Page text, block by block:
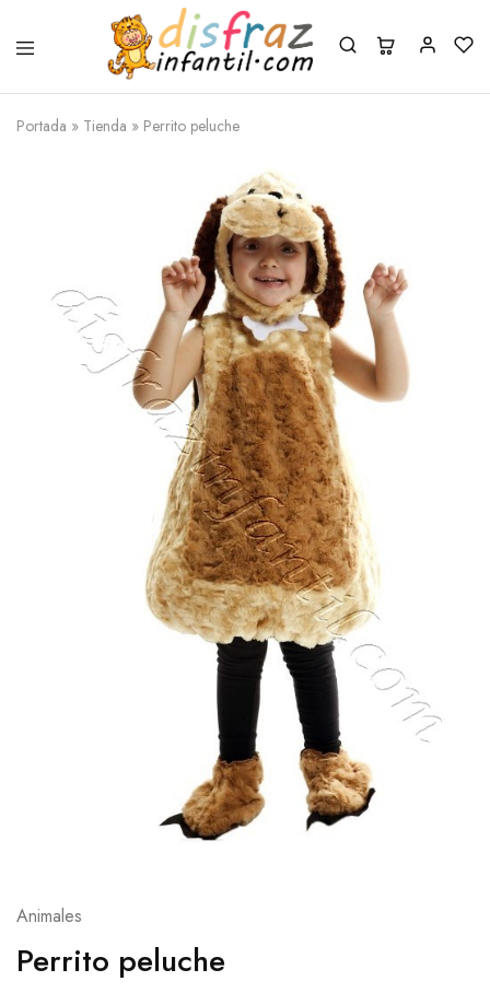
Portada » Tienda » Perrito peluche
Animales
Perrito peluche